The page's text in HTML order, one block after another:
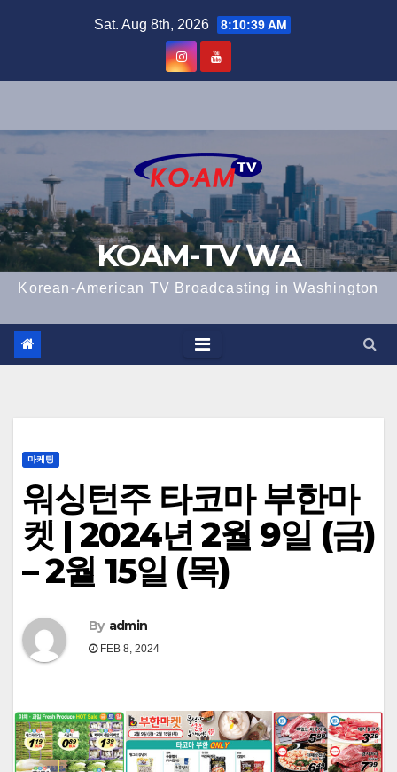
Sat. Aug 8th, 2026 8:10:40 AM
KOAM-TV WA
Korean-American TV Broadcasting in Washington
마케팅
워싱턴주 타코마 부한마
켓 | 2024년 2월 9일 (금)
– 2월 15일 (목)
By admin
FEB 8, 2024